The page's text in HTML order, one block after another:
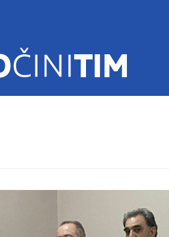
Srcem-za-